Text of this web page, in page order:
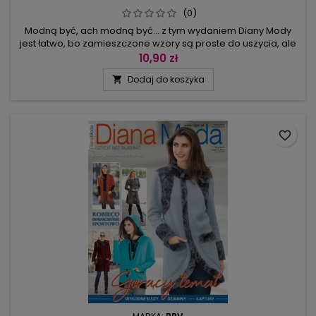
(0)
Modną być, ach modną być... z tym wydaniem Diany Mody
jest łatwo, bo zamieszczone wzory są proste do uszycia, ale
przyciągają uwagę detalem, wykończeniem czy
zaprojektowana, by modele można było ze sobą łączyć w
10,90 zł
 Dodaj do koszyka
favorite_border